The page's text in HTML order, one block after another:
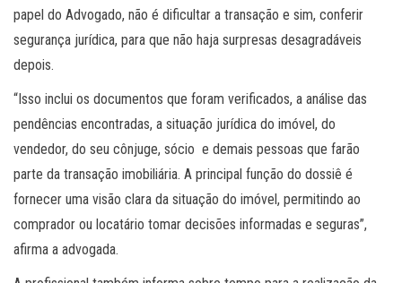
papel do Advogado, não é dificultar a transação e sim, conferir
segurança jurídica, para que não haja surpresas desagradáveis
depois.
“Isso inclui os documentos que foram verificados, a análise das
pendências encontradas, a situação jurídica do imóvel, do
vendedor, do seu cônjuge, sócio e demais pessoas que farão
parte da transação imobiliária. A principal função do dossiê é
fornecer uma visão clara da situação do imóvel, permitindo ao
comprador ou locatário tomar decisões informadas e seguras”,
afirma a advogada.